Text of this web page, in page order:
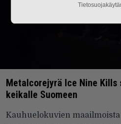
Metalcorejyrä Ice Nine Kills
keikalle Suomeen
Kauhuelokuvien